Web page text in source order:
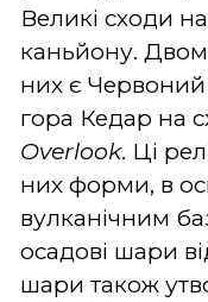
Великі сходи
каньйону.
них є Червоний
гора Кедар на
Overlook. Ці
них форми, в
вулканічним
осадові шари
шари також